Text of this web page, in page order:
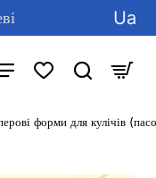
Ua
форми для кулічів